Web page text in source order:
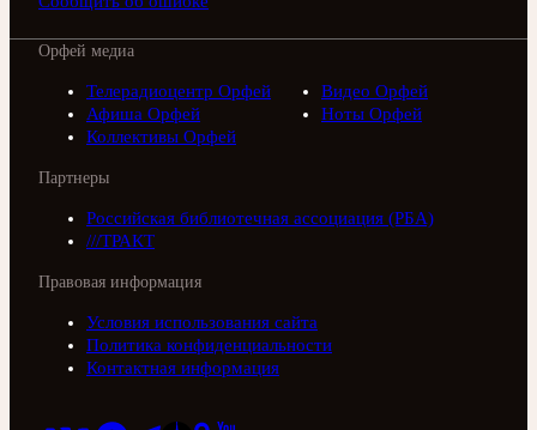
Орфей медиа
Телерадиоцентр Орфей
Видео Орфей
Афиша Орфей
Ноты Орфей
Коллективы Орфей
Партнеры
Российская библиотечная ассоциация (РБА)
///ТРАКТ
Правовая информация
Условия использования сайта
Политика конфиденциальности
Контактная информация